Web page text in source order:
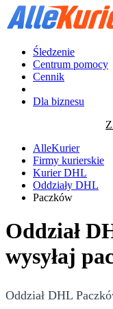
Śledzenie
Centrum pomocy
Cennik
Dla biznesu
AlleKurier
Firmy kurierskie
Kurier DHL
Oddziały DHL
Paczków
Oddział
wysyłaj
Oddział DHL